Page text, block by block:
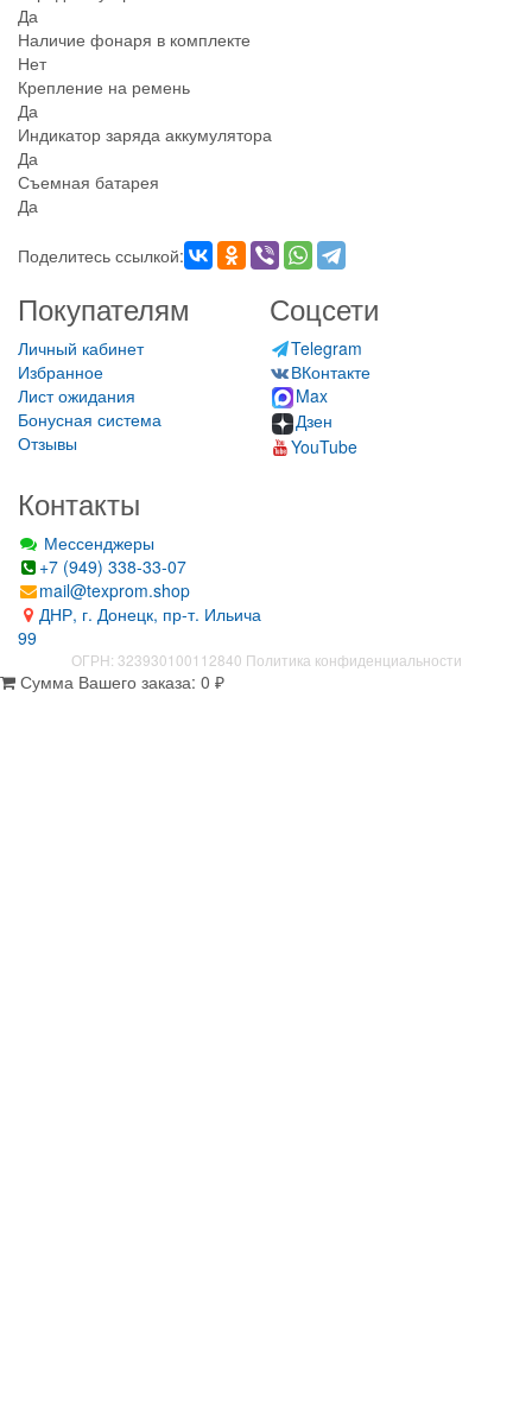
Да
Наличие фонаря в комплекте
Нет
Крепление на ремень
Да
Индикатор заряда аккумулятора
Да
Съемная батарея
Да
Поделитесь ссылкой:
Покупателям
Личный кабинет
Избранное
Лист ожидания
Бонусная система
Отзывы
Соцсети
Telegram
ВКонтакте
Max
Дзен
YouTube
Контакты
Мессенджеры
+7 (949) 338-33-07
mail@texprom.shop
ДНР, г. Донецк, пр-т. Ильича
99
ОГРН: 323930100112840 Политика конфиденциальности
Сумма Вашего заказа: 0 ₽